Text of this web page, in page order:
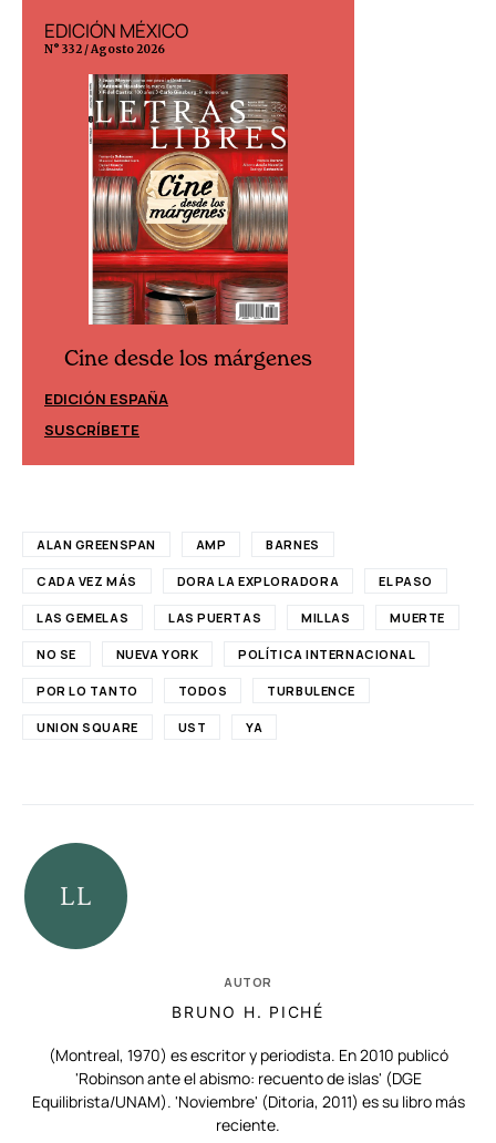
EDICIÓN MÉXICO
N° 332 / Agosto 2026
Cine desde los márgenes
EDICIÓN ESPAÑA
SUSCRÍBETE
ALAN GREENSPAN AMP BARNES
CADA VEZ MÁS DORA LA EXPLORADORA EL PASO
LAS GEMELAS LAS PUERTAS MILLAS MUERTE
NO SE NUEVA YORK POLÍTICA INTERNACIONAL
POR LO TANTO TODOS TURBULENCE
UNION SQUARE UST YA
AUTOR
BRUNO H. PICHÉ
(Montreal, 1970) es escritor y periodista. En 2010 publicó
'Robinson ante el abismo: recuento de islas' (DGE
Equilibrista/UNAM). 'Noviembre' (Ditoria, 2011) es su libro más
reciente.